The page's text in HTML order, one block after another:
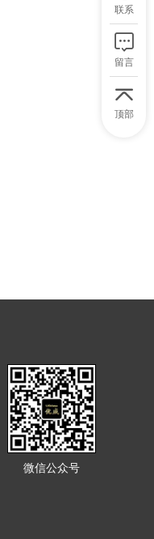
微信公众号
联系

留言

顶部